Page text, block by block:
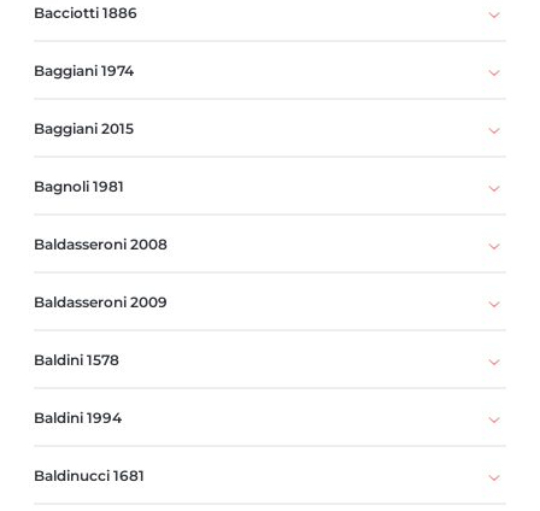
Bacciotti 1886
Baggiani 1974
Baggiani 2015
Bagnoli 1981
Baldasseroni 2008
Baldasseroni 2009
Baldini 1578
Baldini 1994
Baldinucci 1681